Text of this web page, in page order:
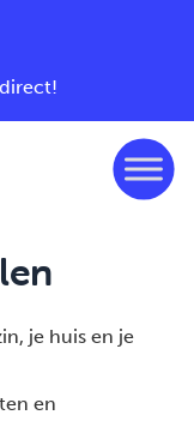
je huis en je
en